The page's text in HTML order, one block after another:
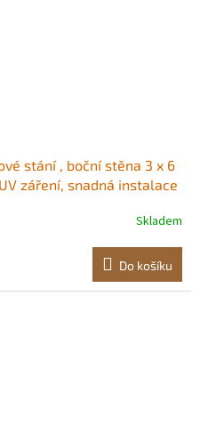
stání , boční stěna 3 x 6
záření, snadná instalace
Skladem
Do košíku